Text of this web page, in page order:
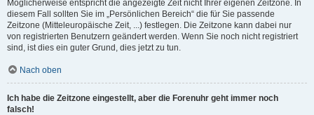
Möglicherweise entspricht die angezeigte Zeit nicht Ihrer eigenen Zeitzone. In
diesem Fall sollten Sie im „Persönlichen Bereich“ die für Sie passende
Zeitzone (Mitteleuropäische Zeit, ...) festlegen. Die Zeitzone kann dabei nur
von registrierten Benutzern geändert werden. Wenn Sie noch nicht registriert
sind, ist dies ein guter Grund, dies jetzt zu tun.
Nach oben
Ich habe die Zeitzone eingestellt, aber die Forenuhr geht immer noch
falsch!